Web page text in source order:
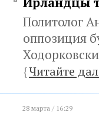
Политолог
оппозиция
{Читайте
28 марта / 16:29